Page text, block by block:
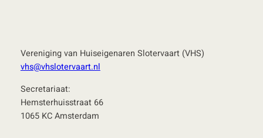
Vereniging van Huiseigenaren Slotervaart (VHS)
vhs@vhslotervaart.nl
Secretariaat:
Hemsterhuisstraat 66
1065 KC Amsterdam